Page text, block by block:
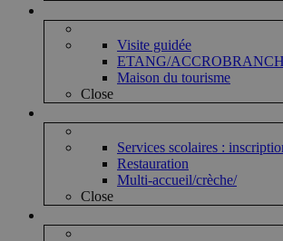
Visite guidée
ETANG/
Maison du tourisme
Close
Services scolaires :
Restauration
Multi-accueil/crèche/
Close